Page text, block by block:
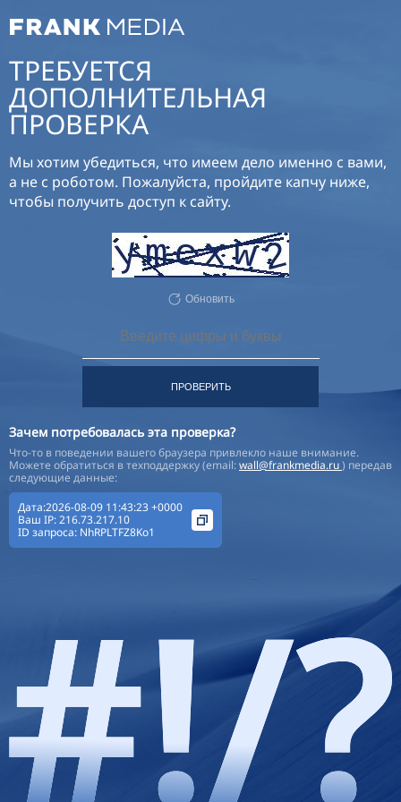
ТРЕБУЕТСЯ
ДОПОЛНИТЕЛЬНАЯ
ПРОВЕРКА
Мы хотим убедиться, что имеем дело именно с вами,
а не с роботом. Пожалуйста, пройдите капчу ниже,
чтобы получить доступ к сайту.
Обновить
ПРОВЕРИТЬ
Зачем потребовалась эта проверка?
Что-то в поведении вашего браузера привлекло наше внимание.
Можете обратиться в техподдержку (email:wall@frankmedia.ru) передав
следующие данные:
Дата:2026-08-09 11:43:23 +0000
Ваш IP:216.73.217.10
ID запроса: NhRPLTFZ8Ko1